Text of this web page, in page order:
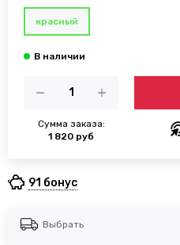
красный
Сумма заказа:
1 820 руб
91 бонус
Выбрать